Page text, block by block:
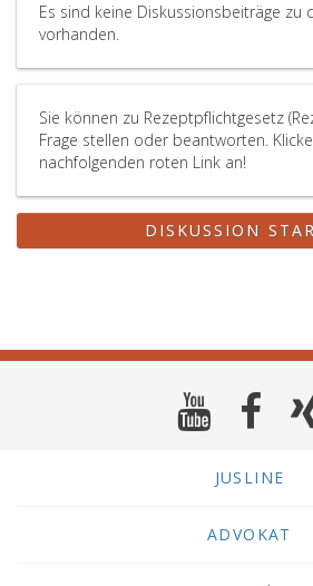
Es sind keine Diskussionsbeiträge zu
vorhanden.
Sie können zu Rezeptpflichtgesetz
Frage stellen oder beantworten.
nachfolgenden roten Link an!
DISKUSSION
JUSLINE
ADVOKAT